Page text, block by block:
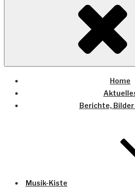
Home
Berichte,
Musik-Kiste